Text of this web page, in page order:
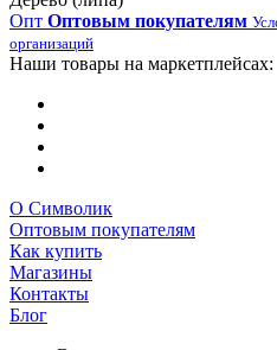
Опт Оптовым покупателям
организаций
Наши товары на маркетплейсах:
О Символик
Оптовым покупателям
Как купить
Магазины
Контакты
Блог